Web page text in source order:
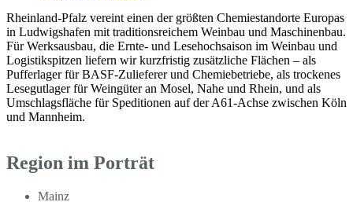
Rheinland-Pfalz vereint einen der größten Chemiestandorte Europas
in Ludwigshafen mit traditionsreichem Weinbau und Maschinenbau.
Für Werksausbau, die Ernte- und Lesehochsaison im Weinbau und
Logistikspitzen liefern wir kurzfristig zusätzliche Flächen – als
Pufferlager für BASF-Zulieferer und Chemiebetriebe, als trockenes
Lesegutlager für Weingüter an Mosel, Nahe und Rhein, und als
Umschlagsfläche für Speditionen auf der A61-Achse zwischen Köln
und Mannheim.
Region im Porträt
Mainz